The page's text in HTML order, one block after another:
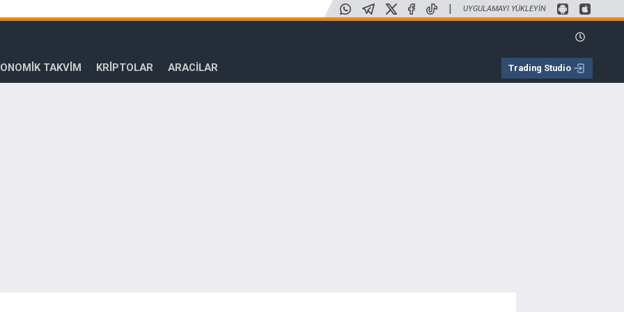
| UYGULAMAYI YÜKLEYIN
TAKVİM KRİPTOLAR ARACILAR Trading Studio